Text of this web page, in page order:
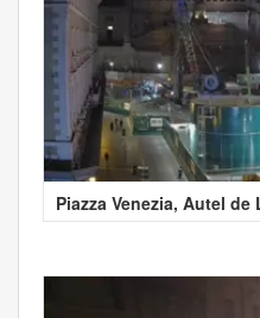
Piazza Venezia, Autel de